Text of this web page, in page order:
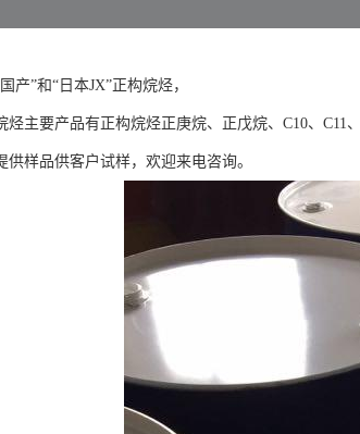
产”和“日本JX”正构烷烃，
烃主要产品有正构烷烃正庚烷、正戊烷、C10、C11
供样品供客户试样，欢迎来电咨询。